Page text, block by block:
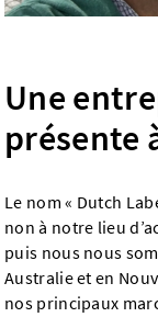
Une
présente
Le nom « Dutch
non à notre lieu
puis nous nous
Australie et en
nos principaux